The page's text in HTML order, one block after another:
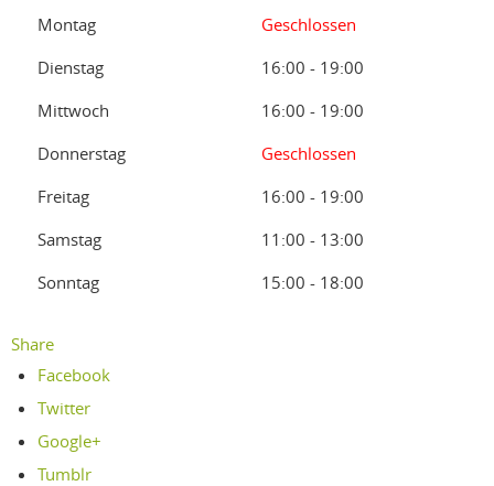
Montag
Geschlossen
Dienstag
16:00 - 19:00
Mittwoch
16:00 - 19:00
Donnerstag
Geschlossen
Freitag
16:00 - 19:00
Samstag
11:00 - 13:00
Sonntag
15:00 - 18:00
Share
Facebook
Twitter
Google+
Tumblr